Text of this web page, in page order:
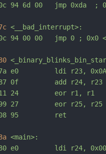
0c 94
<__bad_interrupt>:
0c 94 00 00
87 0f       	add	r24, r23
11 24       	eor	r1, r1
99 27       	eor	r25, r25
08 95       	ret
<main>: